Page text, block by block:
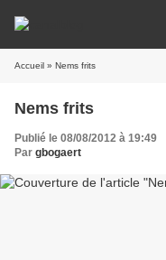
Accueil » Nems frits
Nems frits
Publié le 08/08/2012 à 19:49
Par gbogaert